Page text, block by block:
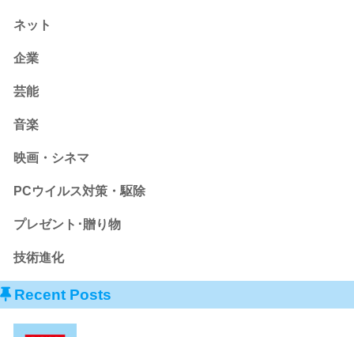
ネット
企業
芸能
音楽
映画・シネマ
PCウイルス対策・駆除
プレゼント･贈り物
技術進化
Recent Posts